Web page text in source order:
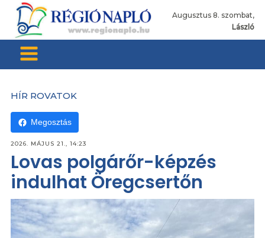
Augusztus 8. szombat,
László
HÍR ROVATOK
Megosztás
2026. MÁJUS 21., 14:23
Lovas polgárőr-képzés
indulhat Öregcsertőn